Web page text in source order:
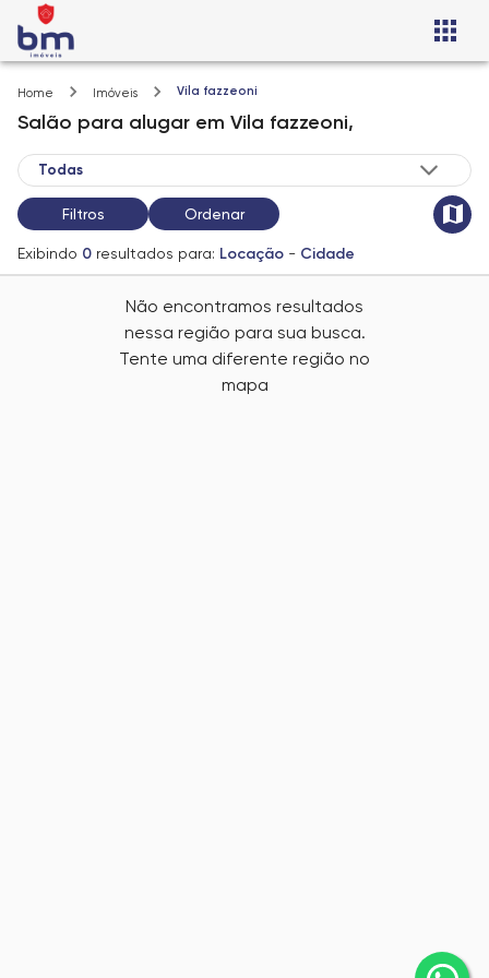
Home Imóveis Vila fazzeoni
Salão para alugar em Vila fazzeoni,
Filtros Ordenar
Exibindo 0 resultados para: Locação - Cidade
Não encontramos resultados
nessa região para sua busca.
Tente uma diferente região no
mapa